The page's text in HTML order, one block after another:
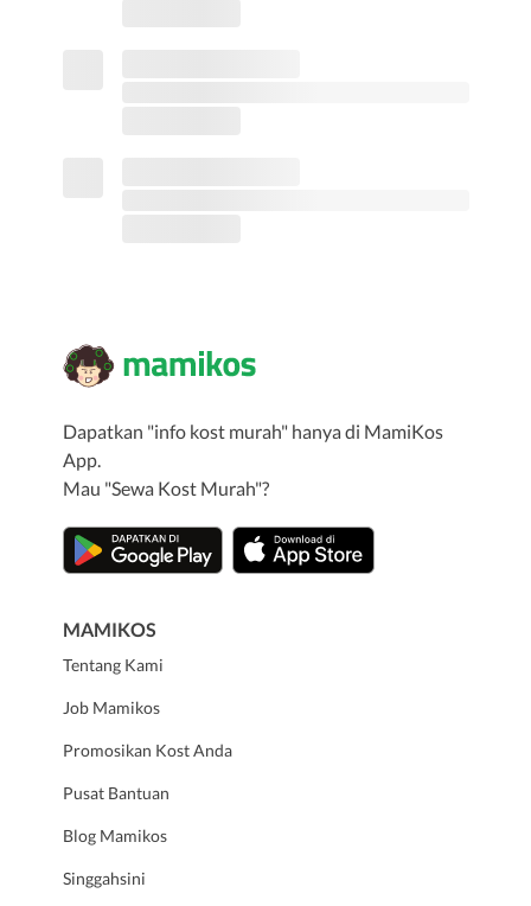
Dapatkan "info kost murah" hanya di MamiKos
App.
Mau "Sewa Kost Murah"?
MAMIKOS
Tentang Kami
Job Mamikos
Promosikan Kost Anda
Pusat Bantuan
Blog Mamikos
Singgahsini